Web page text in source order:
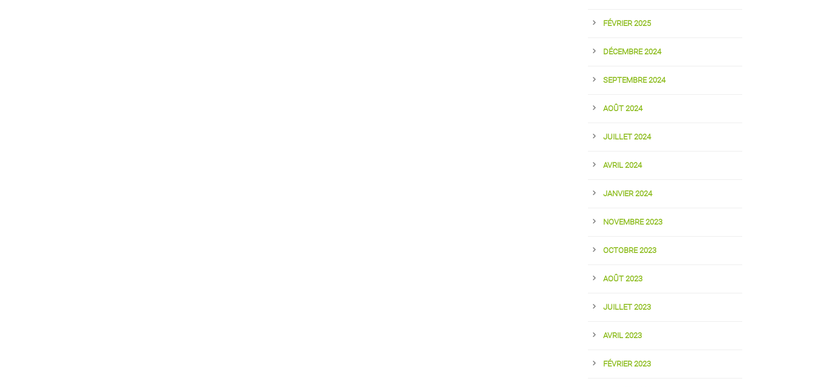
FÉVRIER 2025
DÉCEMBRE 2024
SEPTEMBRE 2024
AOÛT 2024
JUILLET 2024
AVRIL 2024
JANVIER 2024
NOVEMBRE 2023
OCTOBRE 2023
AOÛT 2023
JUILLET 2023
AVRIL 2023
FÉVRIER 2023